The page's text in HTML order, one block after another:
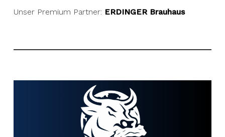
Unser Premium Partner: ERDINGER Brauhaus